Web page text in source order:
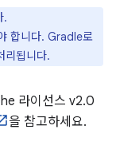
.
합니다. Gradle로
리됩니다.
라이선스 v2.0
을 참고하세요.